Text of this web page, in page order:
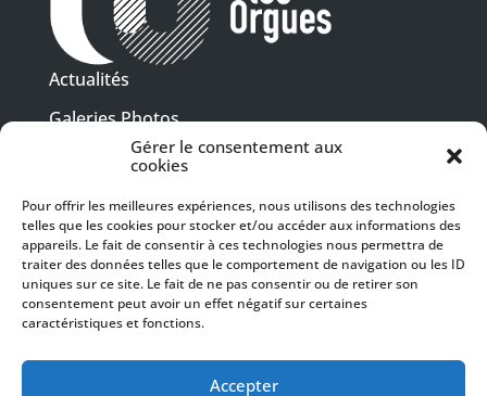
Gérer le consentement aux
cookies
Pour offrir les meilleures expériences, nous utilisons des technologies
telles que les cookies pour stocker et/ou accéder aux informations des
appareils. Le fait de consentir à ces technologies nous permettra de
traiter des données telles que le comportement de navigation ou les ID
uniques sur ce site. Le fait de ne pas consentir ou de retirer son
consentement peut avoir un effet négatif sur certaines
caractéristiques et fonctions.
Accepter
Actualités
Galeries Photos
Vidéothèque
Presse
Billetterie
Recrutement
Mentions légales
Politique de confidentialité
SUIVEZ-NOUS